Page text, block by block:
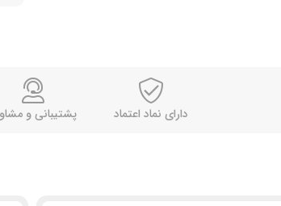
محصول به دما حساس است و در فصول گرم یا
دارای نماد اعتماد پشتیبانی و